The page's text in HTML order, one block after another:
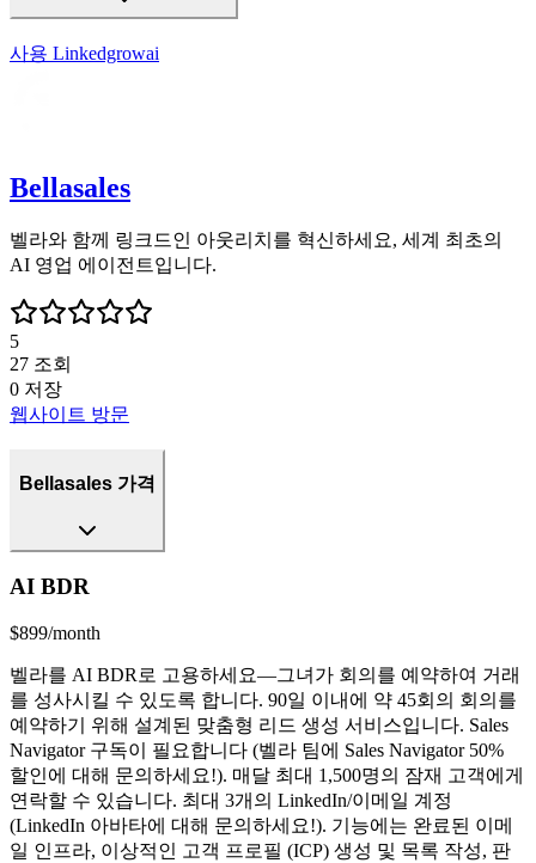
사용 Linkedgrowai
Bellasales
벨라와 함께 링크드인 아웃리치를 혁신하세요, 세계 최초의
AI 영업 에이전트입니다.
5
27 조회
0 저장
웹사이트 방문
Bellasales 가격
AI BDR
$899/month
벨라를 AI BDR로 고용하세요—그녀가 회의를 예약하여 거래
를 성사시킬 수 있도록 합니다. 90일 이내에 약 45회의 회의를
예약하기 위해 설계된 맞춤형 리드 생성 서비스입니다. Sales
Navigator 구독이 필요합니다 (벨라 팀에 Sales Navigator 50%
할인에 대해 문의하세요!). 매달 최대 1,500명의 잠재 고객에게
연락할 수 있습니다. 최대 3개의 LinkedIn/이메일 계정
(LinkedIn 아바타에 대해 문의하세요!). 기능에는 완료된 이메
일 인프라, 이상적인 고객 프로필 (ICP) 생성 및 목록 작성, 판